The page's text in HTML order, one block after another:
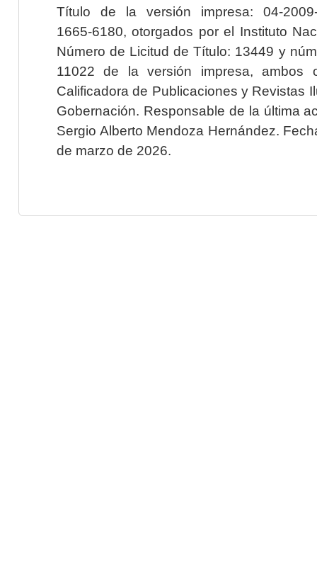
Título de la versión impresa: 04-2009-
1665-6180, otorgados por el Instituto
Número de Licitud de Título: 13449 y
11022 de la versión impresa, ambos
Calificadora de Publicaciones y Revistas
Gobernación. Responsable de la última
Sergio Alberto Mendoza Hernández.
de marzo de 2026.